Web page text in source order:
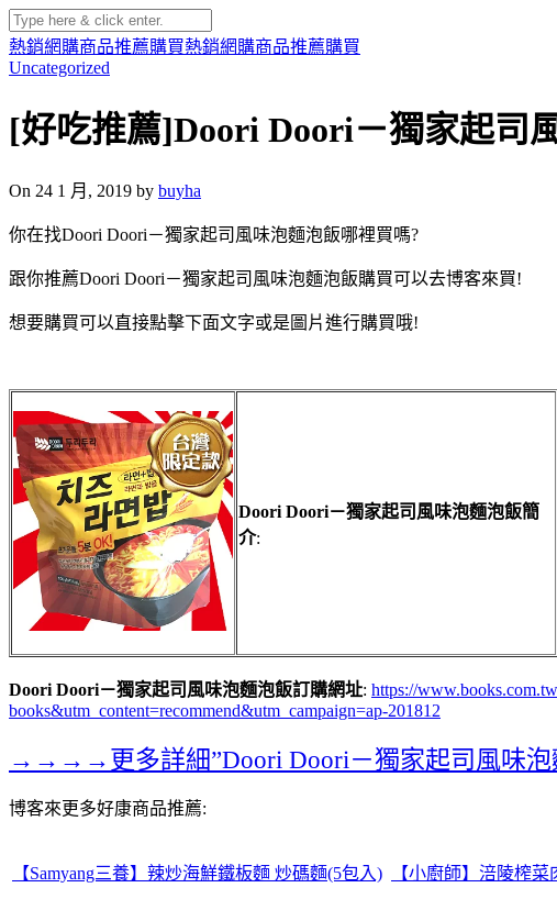
熱銷網購商品推薦購買熱銷網購商品推薦購買
Uncategorized
[好吃推薦]Doori Doori－獨家起司
On 24 1 月, 2019 by buyha
你在找Doori Doori－獨家起司風味泡麵泡飯哪裡買嗎?
跟你推薦Doori Doori－獨家起司風味泡麵泡飯購買可以去博客來買!
想要購買可以直接點擊下面文字或是圖片進行購買哦!
Doori Doori－獨家起司風味泡麵泡飯簡
介:
Doori Doori－獨家起司風味泡麵泡飯訂購網址: https://
books&utm_content=recommend&utm_campaign=ap-201812
→→→→更多詳細”Doori Doori－獨家起司風味
博客來更多好康商品推薦:
【Samyang三養】辣炒海鮮鐵板麵 炒碼麵(5包入) 【小廚師】涪陵榨